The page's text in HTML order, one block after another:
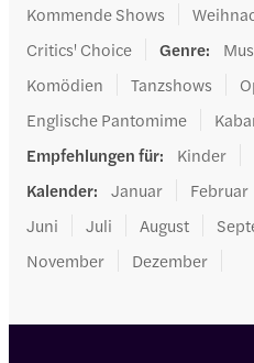
Kommende Shows
Critics' Choice
Genre:
Komödien
Tanzshows
Englische Pantomime
Empfehlungen für: Kinder
Kalender: Januar Februar
Juni
Juli August
November
Dezember